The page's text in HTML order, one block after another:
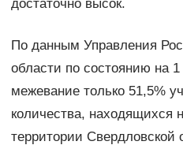
достаточно высок.
По данным Управления
области по состоянию на
межевание только 51,5%
количества, находящихся
территории Свердловской